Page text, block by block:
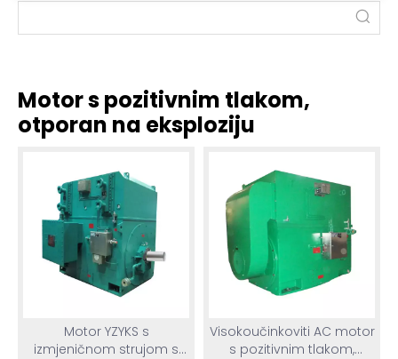
Motor s pozitivnim tlakom,
otporan na eksploziju
Motor YZYKS s
izmjeničnom strujom s
Visokoučinkoviti AC motor
s pozitivnim tlakom,